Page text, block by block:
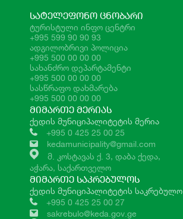
ᲡᲐᲢᲔᲚᲔᲤᲝᲜᲝ ᲪᲜᲝᲑᲐᲠᲘ
ტურისტული ინფო ცენტრი
+995 599 90 90 93
ადგილობრივი პოლიცია
+995 500 00 00 00
სახანძრო დეპარტამენტი
+995 500 00 00 00
სასწრაფო დახმარება
+995 500 00 00 00
ᲛᲘᲛᲐᲠᲗᲔ ᲛᲔᲠᲘᲐᲡ
ქედის მუნიციპალიტეტის მერია
+995 0 425 25 00 25
kedamunicipality@gmail.com
მ. კოსტავას ქ. 3, დაბა ქედა,
აჭარა, საქართველო
ᲛᲘᲛᲐᲠᲗᲔ ᲡᲐᲙᲠᲔᲑᲣᲚᲝᲡ
ქედის მუნიციპალიტეტის საკრებულო
+995 0 425 25 00 27
sakrebulo@keda.gov.ge